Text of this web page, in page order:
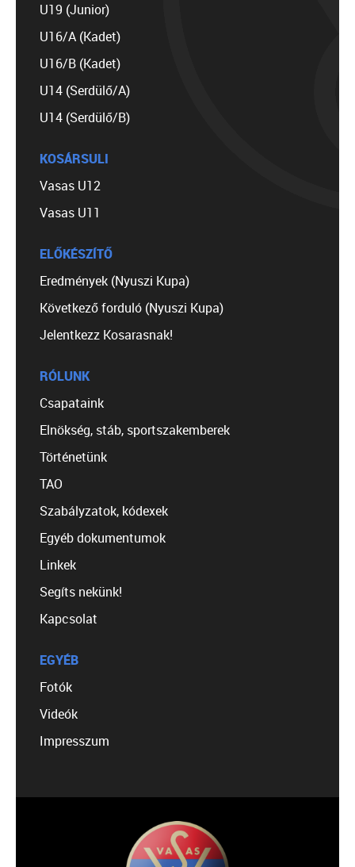
U19 (Junior)
U16/A (Kadet)
U16/B (Kadet)
U14 (Serdülő/A)
U14 (Serdülő/B)
KOSÁRSULI
Vasas U12
Vasas U11
ELŐKÉSZÍTŐ
Eredmények (Nyuszi Kupa)
Következő forduló (Nyuszi Kupa)
Jelentkezz Kosarasnak!
RÓLUNK
Csapataink
Elnökség, stáb, sportszakemberek
Történetünk
TAO
Szabályzatok, kódexek
Egyéb dokumentumok
Linkek
Segíts nekünk!
Kapcsolat
EGYÉB
Fotók
Videók
Impresszum